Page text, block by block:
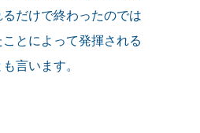
だけで終わったのでは
とによって発揮される
言います。